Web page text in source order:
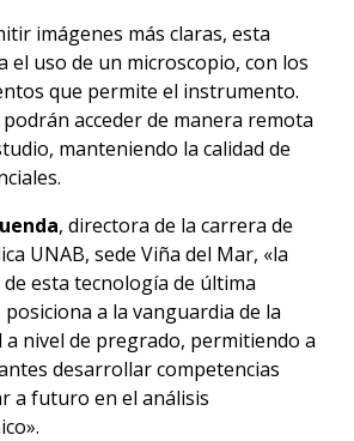
imágenes más claras, esta
el uso de un microscopio, con los
que permite el instrumento.
acceder de manera remota
manteniendo la calidad de
, directora de la carrera de
UNAB, sede Viña del Mar, «la
esta tecnología de última
a la vanguardia de la
nivel de pregrado, permitiendo a
desarrollar competencias
a futuro en el análisis